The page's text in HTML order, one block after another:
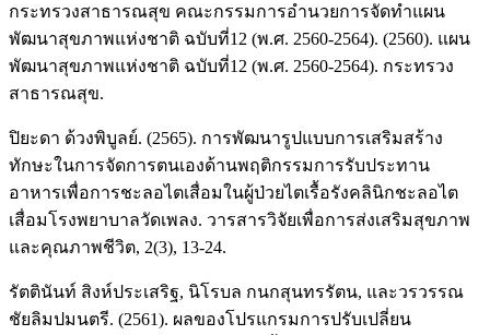
กระทรวงสาธารณสุข คณะกรรมการอำนวยการจัดทำแผน
พัฒนาสุขภาพแห่งชาติ ฉบับที่12 (พ.ศ. 2560-2564). (2560). แผน
พัฒนาสุขภาพแห่งชาติ ฉบับที่12 (พ.ศ. 2560-2564). กระทรวง
สาธารณสุข.
ปิยะดา ด้วงพิบูลย์. (2565). การพัฒนารูปแบบการเสริมสร้าง
ทักษะในการจัดการตนเองด้านพฤติกรรมการรับประทาน
อาหารเพื่อการชะลอไตเสื่อมในผู้ป่วยไตเรื้อรังคลินิกชะลอไต
เสื่อมโรงพยาบาลวัดเพลง. วารสารวิจัยเพื่อการส่งเสริมสุขภาพ
และคุณภาพชีวิต, 2(3), 13-24.
รัตตินันท์ สิงห์ประเสริฐ, นิโรบล กนกสุนทรรัตน, และวรวรรณ
ชัยลิมปมนตรี. (2561). ผลของโปรแกรมการปรับเปลี่ยน